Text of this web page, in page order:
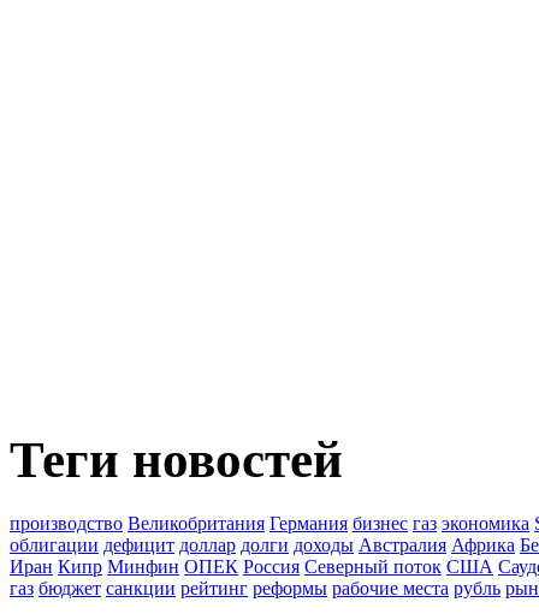
Теги новостей
производство Великобритания Германия бизнес газ экономика
облигации дефицит доллар долги доходы Австралия Африка
Иран Кипр Минфин ОПЕК Россия Северный поток США
газ бюджет санкции рейтинг реформы рабочие места рубль